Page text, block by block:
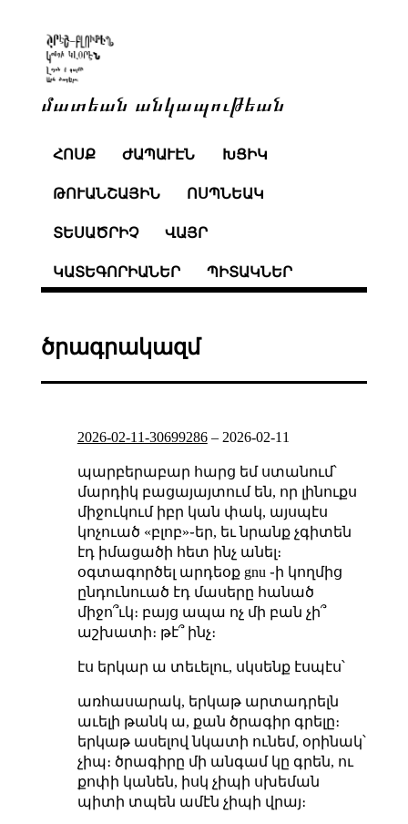
մատեան անկապութեան
ՀՈՍՔ ԺԱՊԱՒԷՆ ԽՑԻԿ
ԹՈՒԱՆՇԱՅԻՆ ՈՍՊՆԵԱԿ
ՏԵՍԱԾՐԻՉ ՎԱՅՐ
ԿԱՏԵԳՈՐԻԱՆԵՐ ՊԻՏԱԿՆԵՐ
ծրագրակազմ
2026-02-11-30699286– 2026-02-11
պարբերաբար հարց եմ ստանում՝
մարդիկ բացայայտում են, որ լինուքս
միջուկում իբր կան փակ, այսպէս
կոչուած «բլոբ»֊եր, եւ նրանք չգիտեն
էդ իմացածի հետ ինչ անել։
օգտագործել արդեօք gnu ֊ի կողմից
ընդունուած էդ մասերը հանած
միջո՞ւկ։ բայց ապա ոչ մի բան չի՞
աշխատի։ թէ՞ ինչ։
էս երկար ա տեւելու, սկսենք էսպէս՝
առհասարակ, երկաթ արտադրելն
աւելի թանկ ա, քան ծրագիր գրելը։
երկաթ ասելով նկատի ունեմ, օրինակ՝
չիպ։ ծրագիրը մի անգամ կը գրեն, ու
քոփի կանեն, իսկ չիպի սխեման
պիտի տպեն ամէն չիպի վրայ։